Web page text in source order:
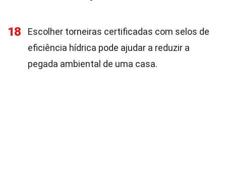
18
Escolher torneiras certificadas com selos de
eficiência hídrica pode ajudar a reduzir a
pegada ambiental de uma casa.